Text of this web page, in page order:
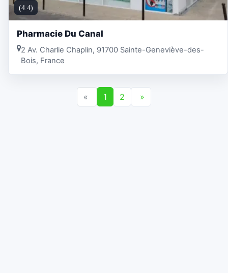
(4.4)
Pharmacie Du Canal
2 Av. Charlie Chaplin, 91700 Sainte-Geneviève-des-
Bois, France
« 1 2 »